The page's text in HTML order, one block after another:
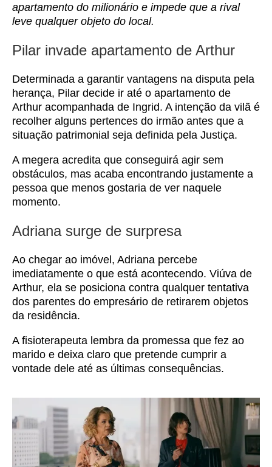
apartamento do milionário e impede que a rival
leve qualquer objeto do local.
Pilar invade apartamento de Arthur
Determinada a garantir vantagens na disputa pela
herança, Pilar decide ir até o apartamento de
Arthur acompanhada de Ingrid. A intenção da vilã é
recolher alguns pertences do irmão antes que a
situação patrimonial seja definida pela Justiça.
A megera acredita que conseguirá agir sem
obstáculos, mas acaba encontrando justamente a
pessoa que menos gostaria de ver naquele
momento.
Adriana surge de surpresa
Ao chegar ao imóvel, Adriana percebe
imediatamente o que está acontecendo. Viúva de
Arthur, ela se posiciona contra qualquer tentativa
dos parentes do empresário de retirarem objetos
da residência.
A fisioterapeuta lembra da promessa que fez ao
marido e deixa claro que pretende cumprir a
vontade dele até as últimas consequências.